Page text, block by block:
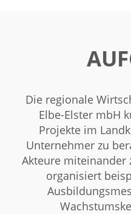
Die regionale
Elbe-Elster mbH
Projekte im
Unternehmer zu
Akteure miteinander
organisiert